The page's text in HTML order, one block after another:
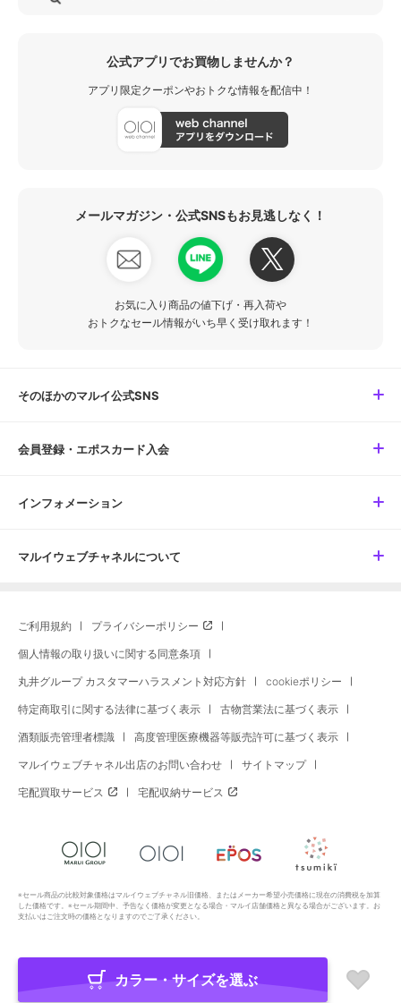
公式アプリでお買物しませんか？
アプリ限定クーポンやおトクな情報を配信中！
メールマガジン・公式SNSもお見逃しなく！
お気に入り商品の値下げ・再入荷や
おトクなセール情報がいち早く受け取れます！
そのほかのマルイ公式SNS
会員登録・エポスカード入会
インフォメーション
マルイウェブチャネルについて
ご利用規約 プライバシーポリシー
個人情報の取り扱いに関する同意条項
丸井グループ カスタマーハラスメント対応方針 cookieポリシー
特定商取引に関する法律に基づく表示 古物営業法に基づく表示
酒類販売管理者標識 高度管理医療機器等販売許可に基づく表示
マルイウェブチャネル出店のお問い合わせ サイトマップ
宅配買取サービス 宅配収納サービス
※セール商品の比較対象価格はマルイウェブチャネル旧価格、またはメーカー希望小売価格に現在の消費税を加算
した価格です。※セール期間中、予告なく価格が変更となる場合・マルイ店舗価格と異なる場合がございます。お
支払いはご注文時の価格となりますのでご了承ください。
Copyright All Rights Reserved. MARUI Co., Ltd
カラー・サイズを選ぶ